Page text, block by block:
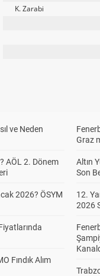
K. Zarabi
ve Neden
AÖL 2. Dönem
2026? ÖSYM
Fındık Alım
Graz
Altın
Son
12.
2026